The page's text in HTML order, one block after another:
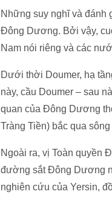
Những suy nghĩ và đánh
Đông Dương. Bởi vậy,
Nam nói riêng và các
Dưới thời Doumer, hạ
này, cầu Doumer – sau
quan của Đông Dương
Tràng Tiền) bắc qua
Ngoài ra, vị Toàn quyền
đường sắt Đông Dương
nghiên cứu của Yersin,